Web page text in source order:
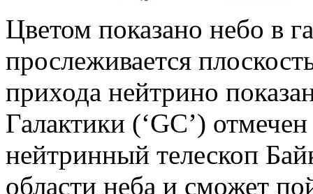
Цветом показано небо в
прослеживается
прихода нейтрино
Галактики (‘GC’)
нейтринный телескоп
области неба и сможет